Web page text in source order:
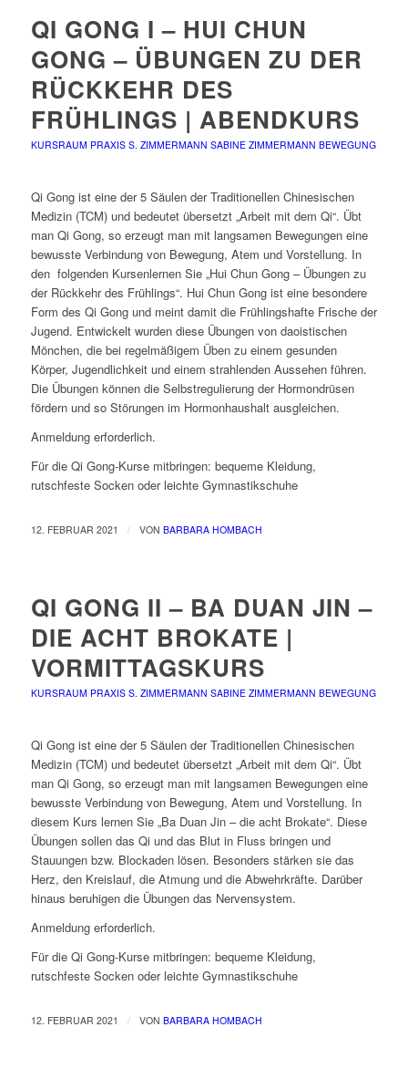
QI GONG I – HUI CHUN
GONG – ÜBUNGEN ZU DER
RÜCKKEHR DES
FRÜHLINGS | ABENDKURS
KURSRAUM PRAXIS S. ZIMMERMANN SABINE ZIMMERMANN BEWEGUNG
Qi Gong ist eine der 5 Säulen der Traditionellen Chinesischen
Medizin (TCM) und bedeutet übersetzt „Arbeit mit dem Qi“. Übt
man Qi Gong, so erzeugt man mit langsamen Bewegungen eine
bewusste Verbindung von Bewegung, Atem und Vorstellung. In
den folgenden Kursenlernen Sie „Hui Chun Gong – Übungen zu
der Rückkehr des Frühlings“. Hui Chun Gong ist eine besondere
Form des Qi Gong und meint damit die Frühlingshafte Frische der
Jugend. Entwickelt wurden diese Übungen von daoistischen
Mönchen, die bei regelmäßigem Üben zu einem gesunden
Körper, Jugendlichkeit und einem strahlenden Aussehen führen.
Die Übungen können die Selbstregulierung der Hormondrüsen
fördern und so Störungen im Hormonhaushalt ausgleichen.
Anmeldung erforderlich.
Für die Qi Gong-Kurse mitbringen: bequeme Kleidung,
rutschfeste Socken oder leichte Gymnastikschuhe
12. FEBRUAR 2021 / VON BARBARA HOMBACH
QI GONG II – BA DUAN JIN –
DIE ACHT BROKATE |
VORMITTAGSKURS
KURSRAUM PRAXIS S. ZIMMERMANN SABINE ZIMMERMANN BEWEGUNG
Qi Gong ist eine der 5 Säulen der Traditionellen Chinesischen
Medizin (TCM) und bedeutet übersetzt „Arbeit mit dem Qi“. Übt
man Qi Gong, so erzeugt man mit langsamen Bewegungen eine
bewusste Verbindung von Bewegung, Atem und Vorstellung. In
diesem Kurs lernen Sie „Ba Duan Jin – die acht Brokate“. Diese
Übungen sollen das Qi und das Blut in Fluss bringen und
Stauungen bzw. Blockaden lösen. Besonders stärken sie das
Herz, den Kreislauf, die Atmung und die Abwehrkräfte. Darüber
hinaus beruhigen die Übungen das Nervensystem.
Anmeldung erforderlich.
Für die Qi Gong-Kurse mitbringen: bequeme Kleidung,
rutschfeste Socken oder leichte Gymnastikschuhe
12. FEBRUAR 2021 / VON BARBARA HOMBACH